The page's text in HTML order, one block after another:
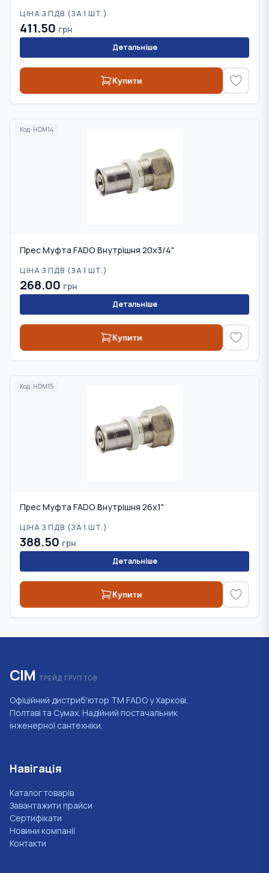
ЦІНА З ПДВ (ЗА 1 ШТ.)
411.50 грн
Детальніше
Купити
Код: HDM14
Прес Муфта FADO Внутрішня 20х3/4"
ЦІНА З ПДВ (ЗА 1 ШТ.)
268.00 грн
Детальніше
Купити
Код: HDM15
Прес Муфта FADO Внутрішня 26х1"
ЦІНА З ПДВ (ЗА 1 ШТ.)
388.50 грн
Детальніше
Купити
СІМ ТРЕЙД ГРУП ТОВ
Офіційний дистриб'ютор ТМ FADO у Харкові,
Полтаві та Сумах. Надійний постачальник
інженерної сантехніки.
Навігація
Каталог товарів
Завантажити прайси
Сертифікати
Новини компанії
Контакти